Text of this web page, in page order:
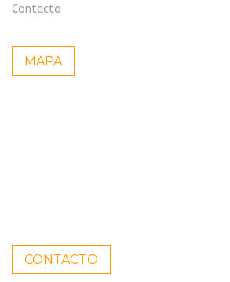
Contacto
MAPA
CONTACTO